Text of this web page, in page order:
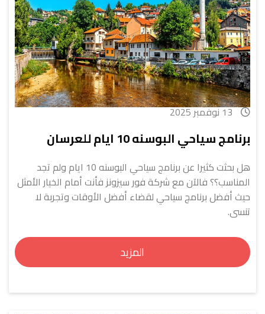
13 نوفمبر 2025
برنامج سياحي البوسنه 10 ايام للعرسان
هل بحثت كثيرا عن برنامج سياحي البوسنه 10 ايام ولم تجد
المناسب؟؟ فالآن مع شركة فور سيزونز فأنت أمام الخيار الأمثل
حيث أفضل برنامج سياحي لقضاء أفضل الأوقات وتجربة لا
تنسى.
المزيد